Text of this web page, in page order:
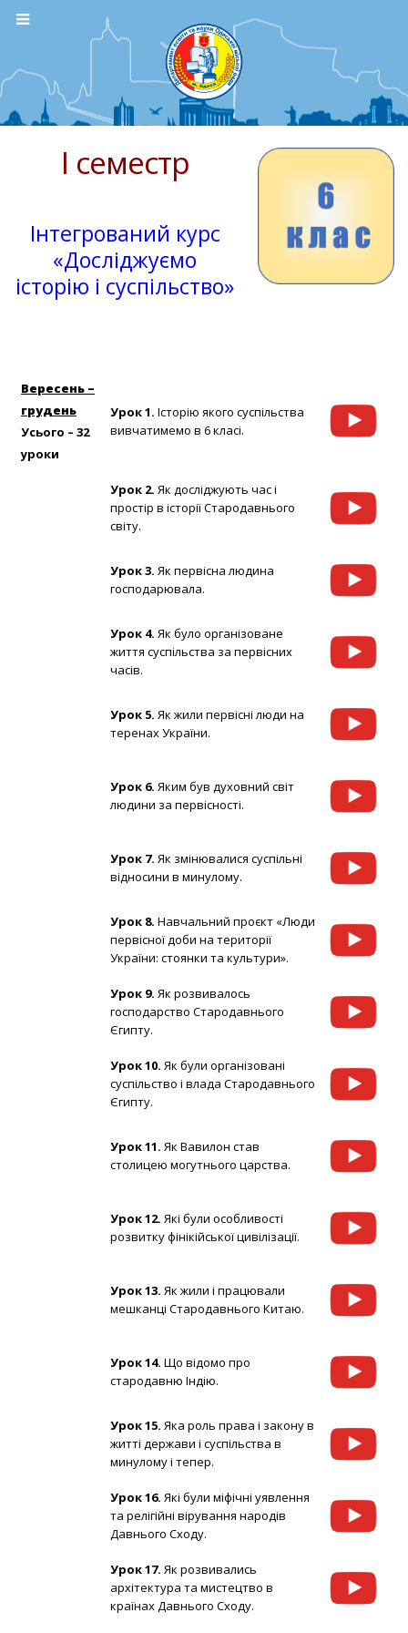
І семестр
Інтегрований курс
«Досліджуємо
історію і суспільство»
Вересень –
грудень
Усього – 32
уроки
Урок 1. Історію якого суспільства
вивчатимемо в 6 класі.
Урок 2. Як досліджують час і
простір в історії Стародавнього
світу.
Урок 3. Як первісна людина
господарювала.
Урок 4. Як було організоване
життя суспільства за первісних
часів.
Урок 5. Як жили первісні люди на
теренах України.
Урок 6. Яким був духовний світ
людини за первісності.
Урок 7. Як змінювалися суспільні
відносини в минулому.
Урок 8. Навчальний проєкт «Люди
первісної доби на території
України: стоянки та культури».
Урок 9. Як розвивалось
господарство Стародавнього
Єгипту.
Урок 10. Як були організовані
суспільство і влада Стародавнього
Єгипту.
Урок 11. Як Вавилон став
столицею могутнього царства.
Урок 12. Які були особливості
розвитку фінікійської цивілізації.
Урок 13. Як жили і працювали
мешканці Стародавнього Китаю.
Урок 14. Що відомо про
стародавню Індію.
Урок 15. Яка роль права і закону в
житті держави і суспільства в
минулому і тепер.
Урок 16. Які були міфічні уявлення
та релігійні вірування народів
Давнього Сходу.
Урок 17. Як розвивались
архітектура та мистецтво в
країнах Давнього Сходу.